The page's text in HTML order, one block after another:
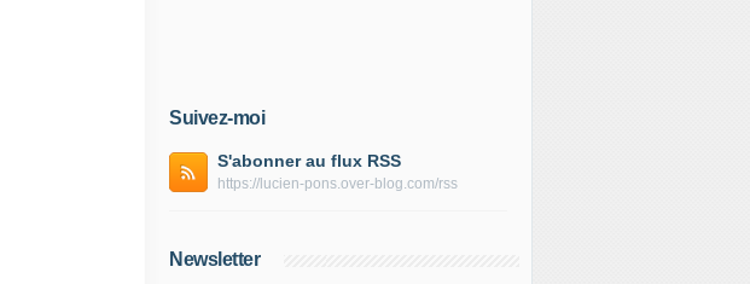
Suivez-moi
S'abonner au flux RSS
https://lucien-pons.over-blog.com/rss
Newsletter